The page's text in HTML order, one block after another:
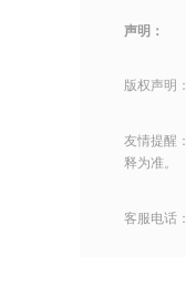
声明：
版权声明
友情提醒
释为准。
客服电话